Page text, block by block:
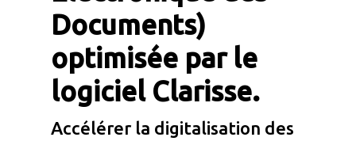
Documents)
optimisée par le
logiciel Clarisse.
Accélérer la digitalisation des